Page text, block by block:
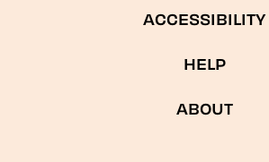
ACCESSIBILITY
HELP
ABOUT